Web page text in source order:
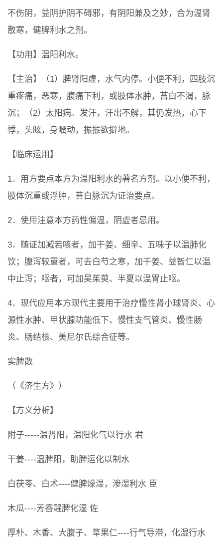
不伤阴，益阴护阴不碍邪，有阴阳兼及之妙，合为温肾
散寒，健脾利水之剂。
【功用】温阳利水。
【主治】（1）脾肾阳虚，水气内停。小便不利，四肢沉
重疼痛，恶寒，腹痛下利，或肢体水肿，苔白不渴，脉
沉；（2）太阳病。发汗，汗出不解，其仍发热，心下
悸，头眩，身瞤动，振振欲擗地。
【临床运用】
1．用方要点本方为温阳利水的著名方剂。以小便不利，
肢体沉重或浮肿，苔白脉沉为证治要点。
2．使用注意本方药性偏温，阴虚者忌用。
3．随证加减若咳者，加干姜、细辛、五味子以温肺化
饮；腹泻较重者，可去白芍之寒，加干姜、益智仁以温
中止泻；呕者，可加吴茱萸、半夏以温胃止呕。
4．现代应用本方现代主要用于治疗慢性肾小球肾炎、心
源性水肿、甲状腺功能低下、慢性支气管炎、慢性肠
炎、肠结核、美尼尔氏综合征等。
实脾散
（《济生方》）
【方义分析】
附子-----温肾阳，温阳化气以行水 君
干姜----温脾阳，助脾运化以制水
白茯苓、白术----健脾燥湿，渗湿利水 臣
木瓜----芳香醒脾化湿 佐
厚朴、木香、大腹子、草果仁----行气导滞，化湿行水